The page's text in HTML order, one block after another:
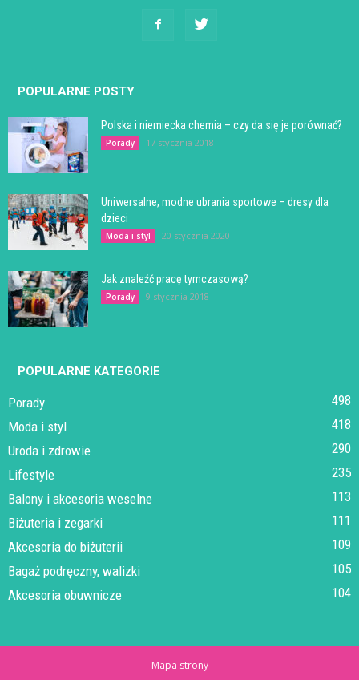
POPULARNE POSTY
Polska i niemiecka chemia – czy da się je porównać?
Porady 17 stycznia 2018
Uniwersalne, modne ubrania sportowe – dresy dla
dzieci
Moda i styl 20 stycznia 2020
Jak znaleźć pracę tymczasową?
Porady 9 stycznia 2018
POPULARNE KATEGORIE
Porady
498
Moda i styl
418
Uroda i zdrowie
290
Lifestyle
235
Balony i akcesoria weselne
113
Biżuteria i zegarki
111
Akcesoria do biżuterii
109
Bagaż podręczny, walizki
105
Akcesoria obuwnicze
104
Mapa strony